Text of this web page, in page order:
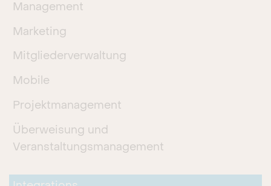
Management
Marketing
Mitgliederverwaltung
Mobile
Projektmanagement
Überweisung und
Veranstaltungsmanagement